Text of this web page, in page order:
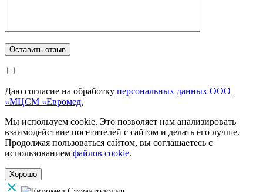
Даю согласие на обработку персональных данных ООО
«МЦСМ «Евромед.
Мы используем cookie. Это позволяет нам анализировать
взаимодействие посетителей с сайтом и делать его лучше.
Продолжая пользоваться сайтом, вы соглашаетесь с
использованием файлов cookie.
Хорошо